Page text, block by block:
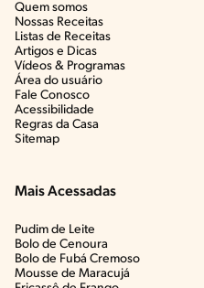
Quem somos
Nossas Receitas
Listas de Receitas​
Artigos e Dicas​
Vídeos & Programas​
Área do usuário
Fale Conosco
Acessibilidade
Regras da Casa
Sitemap
Mais Acessadas
Pudim de Leite
Bolo de Cenoura
Bolo de Fubá Cremoso
Mousse de Maracujá